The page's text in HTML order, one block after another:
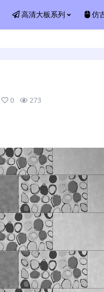
高清大板系列 仿
0 273